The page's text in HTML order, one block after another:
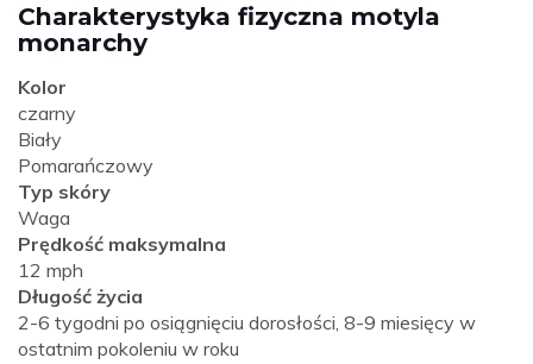
Charakterystyka fizyczna motyla
monarchy
Kolor
czarny
Biały
Pomarańczowy
Typ skóry
Waga
Prędkość maksymalna
12 mph
Długość życia
2-6 tygodni po osiągnięciu dorosłości, 8-9 miesięcy w
ostatnim pokoleniu w roku